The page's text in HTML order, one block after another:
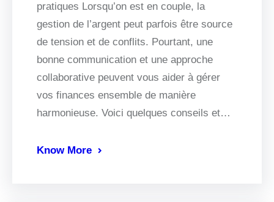
pratiques Lorsqu’on est en couple, la
gestion de l’argent peut parfois être source
de tension et de conflits. Pourtant, une
bonne communication et une approche
collaborative peuvent vous aider à gérer
vos finances ensemble de manière
harmonieuse. Voici quelques conseils et…
Know More